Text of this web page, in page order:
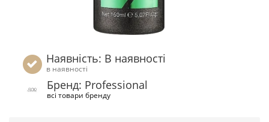
Наявність: В наявності
в наявності
Бренд: Professional
всі товари бренду